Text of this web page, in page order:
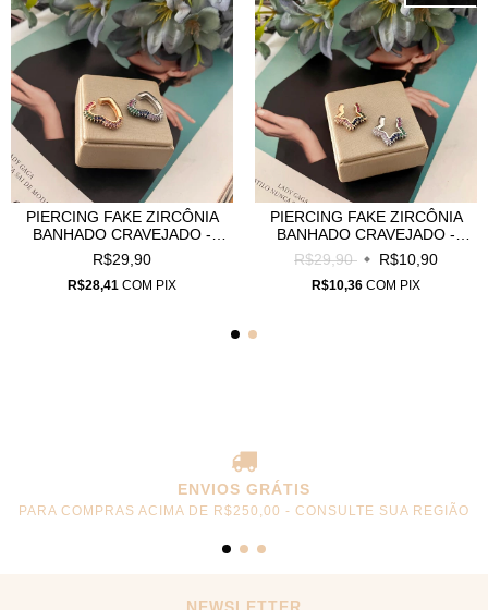
PIERCING FAKE ZIRCÔNIA
BANHADO CRAVEJADO -
PF0001
R$29,90
R$28,41 COM PIX
PIERCING FAKE ZIRCÔNIA
BANHADO CRAVEJADO -
PF0002
R$29,90 R$10,90
R$10,36 COM PIX
ENVIOS GRÁTIS
PARA COMPRAS ACIMA DE R$250,00 - CONSULTE SUA REGIÃO
NEWSLETTER